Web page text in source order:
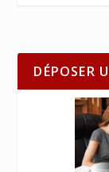
DÉPOSER